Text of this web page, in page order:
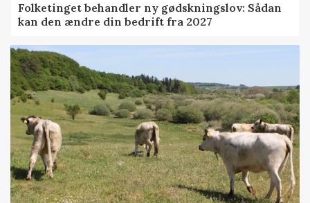
Folketinget behandler ny gødskningslov: Sådan
kan den ændre din bedrift fra 2027